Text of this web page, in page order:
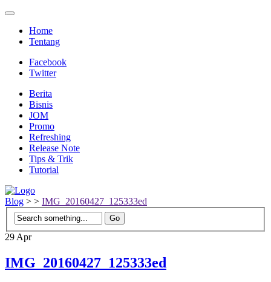
Home
Tentang
Facebook
Twitter
Berita
Bisnis
JOM
Promo
Refreshing
Release Note
Tips & Trik
Tutorial
Blog > > IMG_20160427_125333ed
29 Apr
IMG_20160427_125333ed